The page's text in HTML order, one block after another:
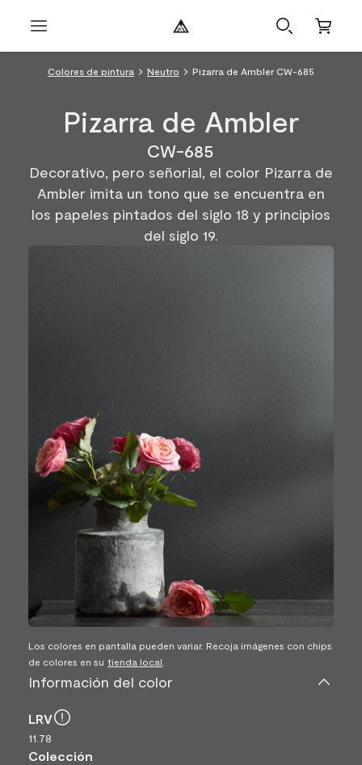
Colores de pintura Neutro Pizarra de Ambler CW-685
Pizarra de Ambler
CW-685
Decorativo, pero señorial, el color Pizarra de
Ambler imita un tono que se encuentra en
los papeles pintados del siglo 18 y principios
del siglo 19.
Los colores en pantalla pueden variar. Recoja imágenes con chips
de colores en su tienda local
Información del color
LRV
11.78
Colección